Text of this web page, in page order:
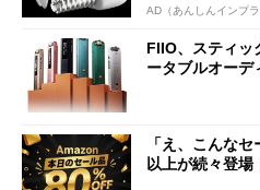
AD（あんしんインプラ
FIIO、スティッ
ータブルオーデ
「え、こんな
以上が続々登